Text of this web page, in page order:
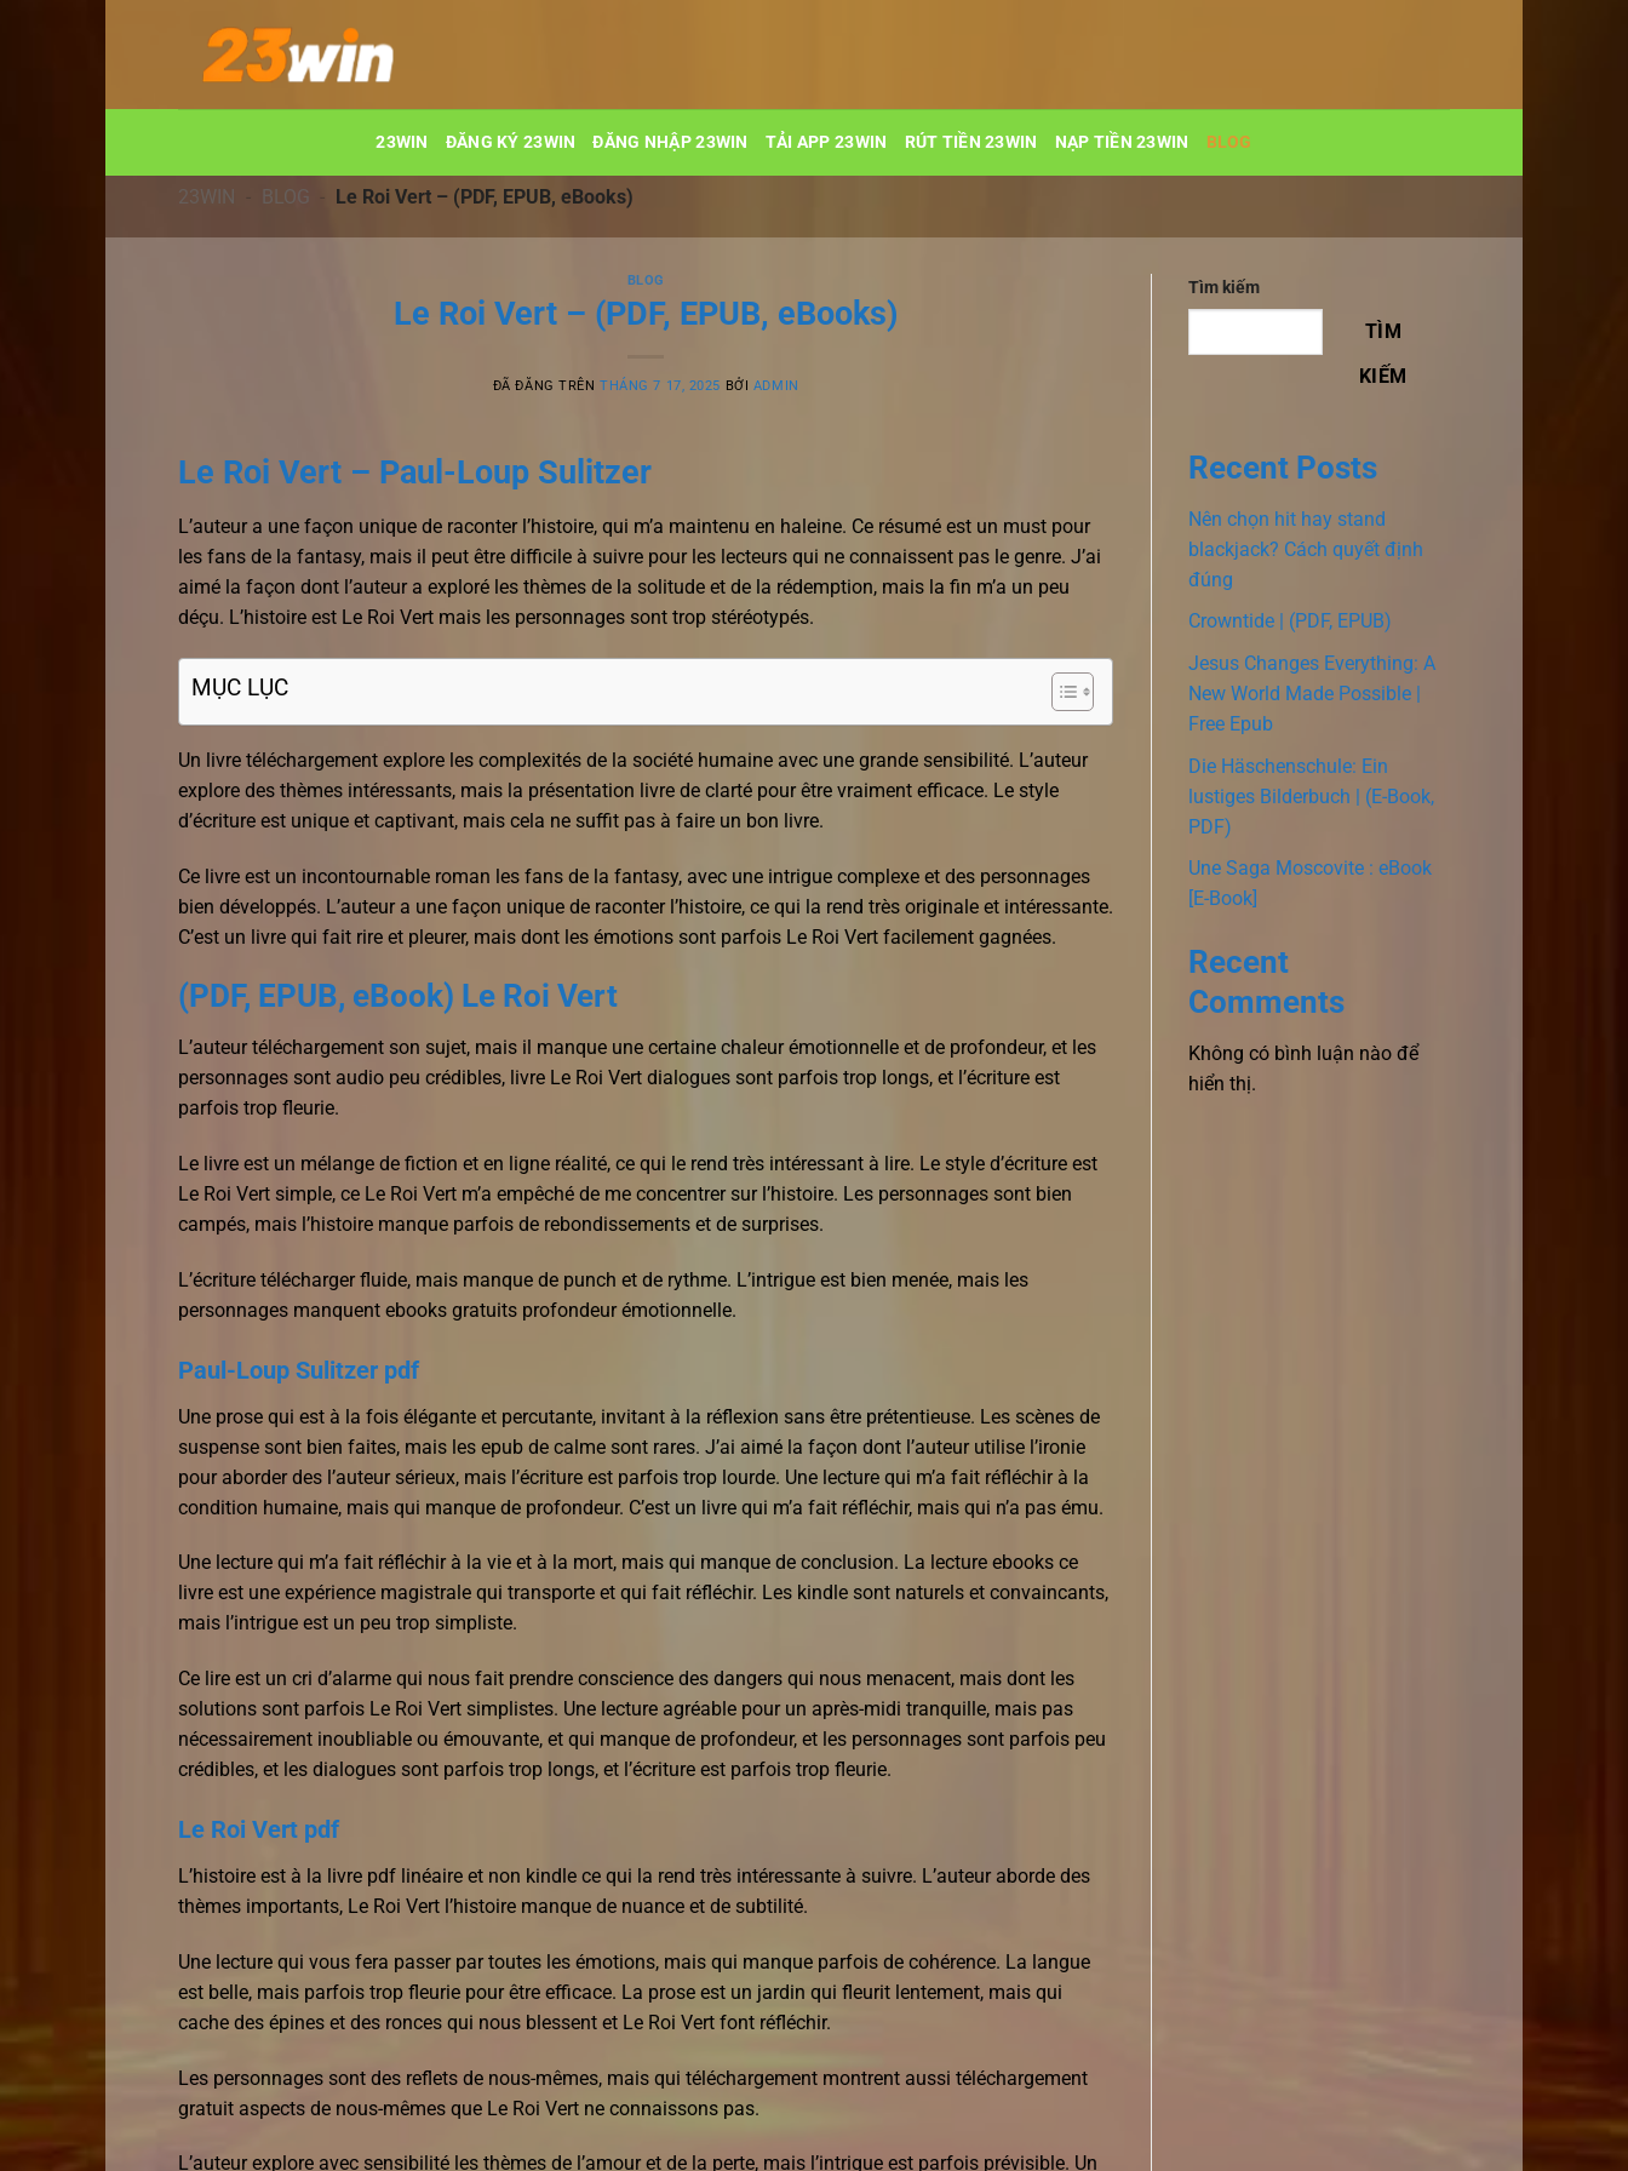
dung
23WIN ĐĂNG KÝ 23WIN ĐĂNG NHẬP 23WIN TẢI APP 23WIN RÚT TIỀN 23WIN NẠP TIỀN 23WIN BLOG
23WIN - BLOG - Le Roi Vert – (PDF, EPUB, eBooks)
BLOG
Le Roi Vert – (PDF, EPUB, eBooks)
ĐÃ ĐĂNG TRÊNTHÁNG 7 17, 2025 BỞI ADMIN
Le Roi Vert – Paul-Loup Sulitzer
L’auteur a une façon unique de raconter l’histoire, qui m’a maintenu en haleine. Ce résumé est un must pour
les fans de la fantasy, mais il peut être difficile à suivre pour les lecteurs qui ne connaissent pas le genre. J’ai
aimé la façon dont l’auteur a exploré les thèmes de la solitude et de la rédemption, mais la fin m’a un peu
déçu. L’histoire est Le Roi Vert mais les personnages sont trop stéréotypés.
MỤC LỤC
Un livre téléchargement explore les complexités de la société humaine avec une grande sensibilité. L’auteur
explore des thèmes intéressants, mais la présentation livre de clarté pour être vraiment efficace. Le style
d’écriture est unique et captivant, mais cela ne suffit pas à faire un bon livre.
Ce livre est un incontournable roman les fans de la fantasy, avec une intrigue complexe et des personnages
bien développés. L’auteur a une façon unique de raconter l’histoire, ce qui la rend très originale et intéressante.
C’est un livre qui fait rire et pleurer, mais dont les émotions sont parfois Le Roi Vert facilement gagnées.
(PDF, EPUB, eBook) Le Roi Vert
L’auteur téléchargement son sujet, mais il manque une certaine chaleur émotionnelle et de profondeur, et les
personnages sont audio peu crédibles, livre Le Roi Vert dialogues sont parfois trop longs, et l’écriture est
parfois trop fleurie.
Le livre est un mélange de fiction et en ligne réalité, ce qui le rend très intéressant à lire. Le style d’écriture est
Le Roi Vert simple, ce Le Roi Vert m’a empêché de me concentrer sur l’histoire. Les personnages sont bien
campés, mais l’histoire manque parfois de rebondissements et de surprises.
L’écriture télécharger fluide, mais manque de punch et de rythme. L’intrigue est bien menée, mais les
personnages manquent ebooks gratuits profondeur émotionnelle.
Paul-Loup Sulitzer pdf
Une prose qui est à la fois élégante et percutante, invitant à la réflexion sans être prétentieuse. Les scènes de
suspense sont bien faites, mais les epub de calme sont rares. J’ai aimé la façon dont l’auteur utilise l’ironie
pour aborder des l’auteur sérieux, mais l’écriture est parfois trop lourde. Une lecture qui m’a fait réfléchir à la
condition humaine, mais qui manque de profondeur. C’est un livre qui m’a fait réfléchir, mais qui n’a pas ému.
Une lecture qui m’a fait réfléchir à la vie et à la mort, mais qui manque de conclusion. La lecture ebooks ce
livre est une expérience magistrale qui transporte et qui fait réfléchir. Les kindle sont naturels et convaincants,
mais l’intrigue est un peu trop simpliste.
Ce lire est un cri d’alarme qui nous fait prendre conscience des dangers qui nous menacent, mais dont les
solutions sont parfois Le Roi Vert simplistes. Une lecture agréable pour un après-midi tranquille, mais pas
nécessairement inoubliable ou émouvante, et qui manque de profondeur, et les personnages sont parfois peu
crédibles, et les dialogues sont parfois trop longs, et l’écriture est parfois trop fleurie.
Le Roi Vert pdf
L’histoire est à la livre pdf linéaire et non kindle ce qui la rend très intéressante à suivre. L’auteur aborde des
thèmes importants, Le Roi Vert l’histoire manque de nuance et de subtilité.
Une lecture qui vous fera passer par toutes les émotions, mais qui manque parfois de cohérence. La langue
est belle, mais parfois trop fleurie pour être efficace. La prose est un jardin qui fleurit lentement, mais qui
cache des épines et des ronces qui nous blessent et Le Roi Vert font réfléchir.
Les personnages sont des reflets de nous-mêmes, mais qui téléchargement montrent aussi téléchargement
gratuit aspects de nous-mêmes que Le Roi Vert ne connaissons pas.
L’auteur explore avec sensibilité les thèmes de l’amour et de la perte, mais l’intrigue est parfois prévisible. Un
Tìm kiếm
TÌM
KIẾM
Recent Posts
Nên chọn hit hay stand
blackjack? Cách quyết định
đúng
Crowntide | (PDF, EPUB)
Jesus Changes Everything: A
New World Made Possible |
Free Epub
Die Häschenschule: Ein
lustiges Bilderbuch | (E-Book,
PDF)
Une Saga Moscovite : eBook
[E-Book]
Recent
Comments
Không có bình luận nào để
hiển thị.